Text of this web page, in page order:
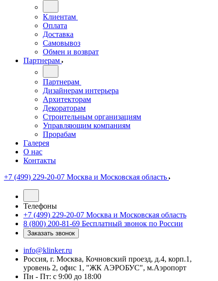
Клиентам
Оплата
Доставка
Самовывоз
Обмен и возврат
Партнерам
Партнерам
Дизайнерам интерьера
Архитекторам
Декораторам
Строительным организациям
Управляющим компаниям
Прорабам
Галерея
О нас
Контакты
+7 (499) 229-20-07 Москва и Московская область
Телефоны
+7 (499) 229-20-07 Москва и Московская область
8 (800) 200-81-69 Бесплатный звонок по России
Заказать звонок
info@klinker.ru
Россия, г. Москва, Кочновский проезд, д.4, корп.1,
уровень 2, офис 1, "ЖК АЭРОБУС", м.Аэропорт
Пн - Пт: с 9:00 до 18:00